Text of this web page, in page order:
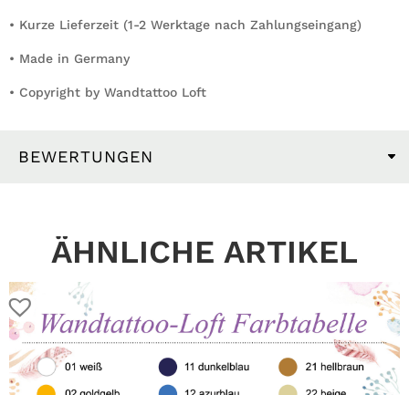
• Kurze Lieferzeit (1-2 Werktage nach Zahlungseingang)
• Made in Germany
• Copyright by Wandtattoo Loft
BEWERTUNGEN
ÄHNLICHE ARTIKEL